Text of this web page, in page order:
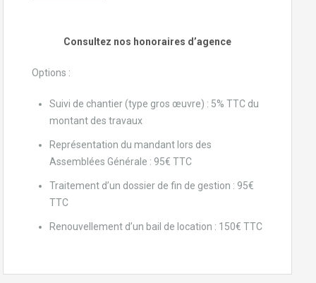
Consultez nos honoraires d’agence
Options :
Suivi de chantier (type gros œuvre) : 5% TTC du
montant des travaux
Représentation du mandant lors des
Assemblées Générale : 95€ TTC
Traitement d’un dossier de fin de gestion : 95€
TTC
Renouvellement d’un bail de location : 150€ TTC